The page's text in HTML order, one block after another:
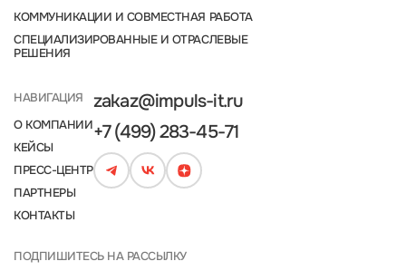
НАВИГАЦИЯ
О КОМПАНИИ
КЕЙСЫ
ПРЕСС-ЦЕНТР
ПАРТНЕРЫ
КОНТАКТЫ
zakaz@impuls-it.ru
+7 (499) 283-45-71
КОММУНИКАЦИИ И СОВМЕСТНАЯ РАБОТА
СПЕЦИАЛИЗИРОВАННЫЕ И ОТРАСЛЕВЫЕ
РЕШЕНИЯ
ПОДПИШИТЕСЬ НА РАССЫЛКУ